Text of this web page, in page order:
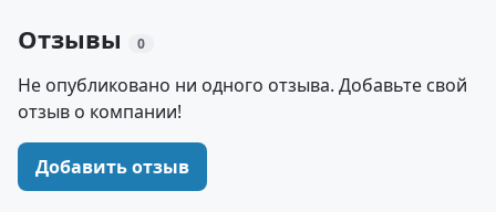
Отзывы 0
Не опубликовано ни одного отзыва. Добавьте свой
отзыв о компании!
Добавить отзыв